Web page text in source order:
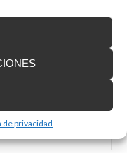
de privacidad
electrónico